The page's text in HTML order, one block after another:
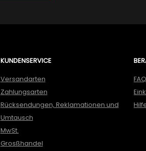
KUNDENSERVICE
Versandarten
Zahlungsarten
Rücksendungen, Reklamationen und
Umtausch
MwSt.
Grosßhandel
FAQ